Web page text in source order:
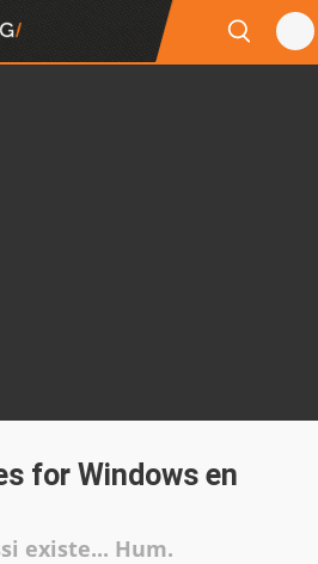
for Windows en
existe... Hum.